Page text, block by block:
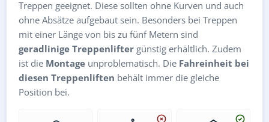
Treppen geeignet. Diese sollten ohne Kurven und auch
ohne Absätze aufgebaut sein. Besonders bei Treppen
mit einer Länge von bis zu fünf Metern sind
geradlinige Treppenlifter günstig erhältlich. Zudem
ist die Montage unproblematisch. Die Fahreinheit bei
diesen Treppenliften behält immer die gleiche
Position bei.